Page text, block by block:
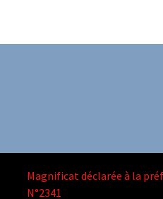
Magnificat déclarée à la
N°2341